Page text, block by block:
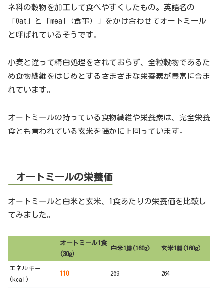
ネ科の穀物を加工して食べやすくしたもの。英語名の
「Oat」と「meal（食事）」をかけ合わせてオートミール
と呼ばれているそうです。
小麦と違って精白処理をされておらず、全粒穀物であるた
め食物繊維をはじめとするさまざまな栄養素が豊富に含ま
れています。
オートミールの持っている食物繊維や栄養素は、完全栄養
食とも言われている玄米を遥かに上回っています。
オートミールの栄養価
オートミールと白米と玄米、1食あたりの栄養価を比較し
てみました。
オートミール1食
(30g)
白米1膳(160g) 玄米1膳(160g)
エネルギー
(kcal)
110 269 264